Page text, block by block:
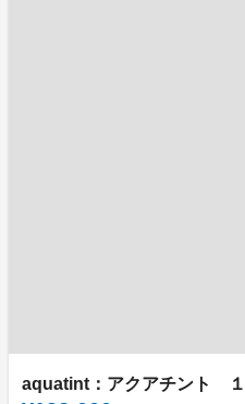
aquatint：アクアチント